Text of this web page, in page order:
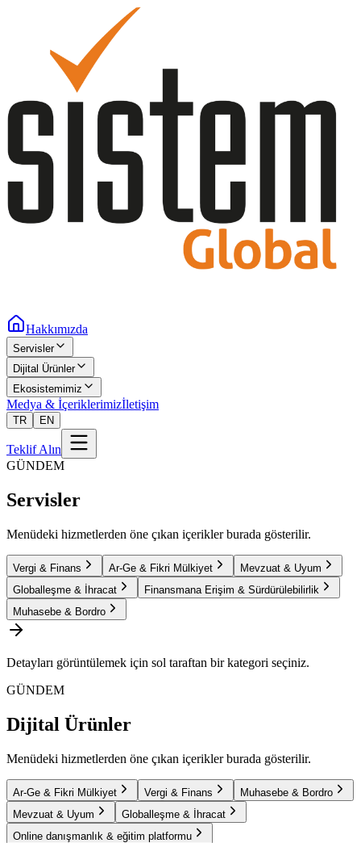
Hakkımızda
Servisler
Dijital Ürünler
Ekosistemimiz
Medya & İçeriklerimizİletişim
TR EN
Teklif Alın
GÜNDEM
Servisler
Menüdeki hizmetlerden öne çıkan içerikler burada gösterilir.
Vergi & Finans Ar-Ge & Fikri Mülkiyet
Mevzuat & Uyum
Globalleşme & İhracat
Finansmana Erişim & Sürdürülebilirlik
Muhasebe & Bordro
Detayları görüntülemek için sol taraftan bir kategori seçiniz.
GÜNDEM
Dijital Ürünler
Menüdeki hizmetlerden öne çıkan içerikler burada gösterilir.
Ar-Ge & Fikri Mülkiyet Vergi & Finans
Muhasebe & Bordro
Mevzuat & Uyum
Globalleşme & İhracat
Online danışmanlık & eğitim platformu